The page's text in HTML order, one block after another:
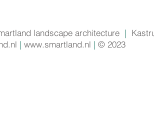
landscape architecture |
| www.smartland.nl | © 2023